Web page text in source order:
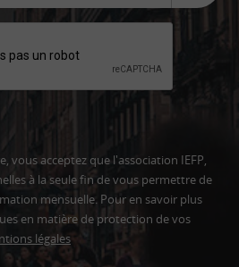
vous acceptez que l'association IEFP,
à la seule fin de vous permettre de
mensuelle. Pour en savoir plus
en matière de protection de vos
légales